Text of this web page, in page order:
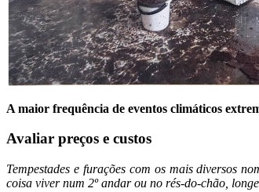
A maior frequência de eventos climáticos
Avaliar preços e custos
Tempestades e furações com os mais diversos
coisa viver num 2º andar ou no rés-do-chão,